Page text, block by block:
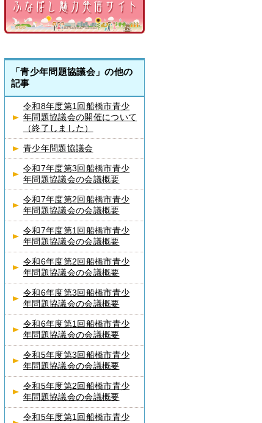
「青少年問題協議会」の他の
記事
令和8年度第1回船橋市青少
年問題協議会の開催について
（終了しました）
青少年問題協議会
令和7年度第3回船橋市青少
年問題協議会の会議概要
令和7年度第2回船橋市青少
年問題協議会の会議概要
令和7年度第1回船橋市青少
年問題協議会の会議概要
令和6年度第2回船橋市青少
年問題協議会の会議概要
令和6年度第3回船橋市青少
年問題協議会の会議概要
令和6年度第1回船橋市青少
年問題協議会の会議概要
令和5年度第3回船橋市青少
年問題協議会の会議概要
令和5年度第2回船橋市青少
年問題協議会の会議概要
令和5年度第1回船橋市青少